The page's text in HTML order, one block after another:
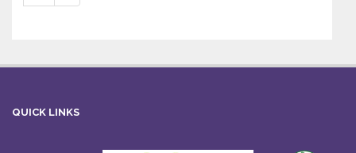
QUICK LINKS